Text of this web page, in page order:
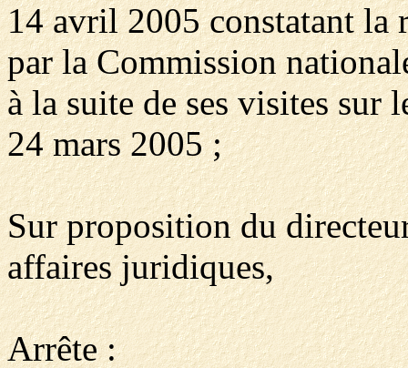
14 avril 2005 constatant la
par la Commission
à la suite de ses visites
24 mars 2005 ;
Sur proposition du
affaires juridiques,
Arrête :